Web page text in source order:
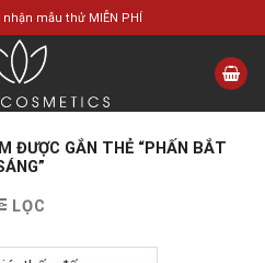
mẫu thử MIỄN PHÍ
ĐƯỢC GẮN THẺ “PHẤN BẮT
LỌC